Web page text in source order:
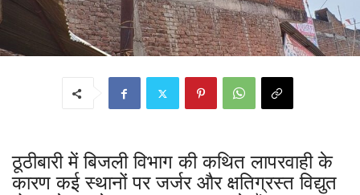
ठूठीबारी में बिजली विभाग की कथित लापरवाही के
कारण कई स्थानों पर जर्जर और क्षतिग्रस्त विद्युत